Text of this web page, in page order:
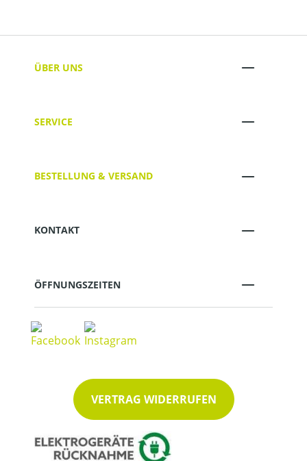
ÜBER UNS
SERVICE
BESTELLUNG & VERSAND
KONTAKT
ÖFFNUNGSZEITEN
VERTRAG WIDERRUFEN